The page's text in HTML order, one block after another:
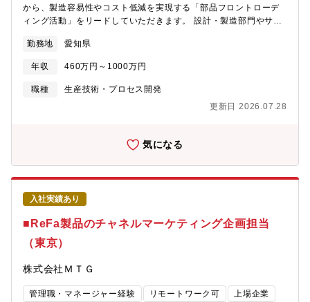
から、製造容易性やコスト低減を実現する「部品フロントローデ
ィング活動」をリードしていただきます。 設計・製造部門やサプ
造プロセスの改善を推進します。 業務プロセスの標準化やノウハ
ウの蓄積・展開にも積極的に関わっていただきます。【将来的な
キャリアパス】部品フロントローディング活動の推進チームリー
ダーとしてスタートし、 新製品立上げプロジェクトの製造リーダ
広いキャリアパスが想定されます。【仕事の進め方】新製品開発
連携し、設計図面に対して最適な工法・材料の製造提案を行い、
目標コストの設定に向けた検討を支援します。 また、製造提案力
を高めるため、少量生産に適した工法や技術の調査・特性把握、
用途提案を行います。 加えて、開発部門がより最適な設計ができ
るよう、各種設計支援ツールの調査・導入・提供にも取り組みま
す。 さらに、目標QCDの早期実現に向けて調達部門と連携し、国
内外の新規業者開拓やパートナー選定も推進していきます。 新製
品メカ部品のQCDポテンシャルを最大化するため、上流から多角
的な活動を主体的に進めていただきます。【組織ミッション】産
品の迅速・着実な立上げと収益最大化。【仕事の魅力・やりが
い】産業用印刷事業の成長を支える“ものづくり力”の中核を担い、
事業の競争力を高めるキーパーソンとしてご活躍いただきます。
勤務地 愛知県
年収 460万円～1000万円
職種
生産技術・プロセス開発
更新日 2026.07.28
気になる
入社実績あり
■ReFa製品のチャネルマーケティング企画担当
（東京）
株式会社ＭＴＧ
管理職・マネージャー経験 リモートワーク可 上場企業